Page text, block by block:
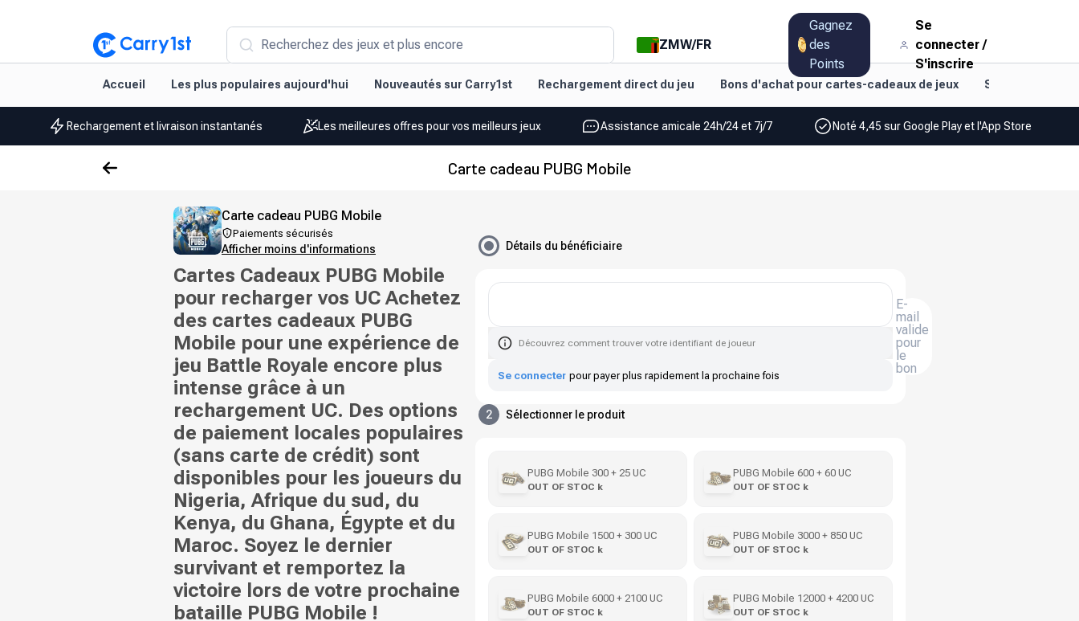
Recherchez des jeux et plus encore ZMW/FR
Gagnez
des
Points
Se
connecter/
S'inscrire
Accueil Les plus populaires aujourd'hui Nouveautés sur Carry1st Rechargement direct du jeu Bons d'achat pour cartes-cadeaux de jeux Style de vie et
Rechargement et livraison instantanés Les meilleures offres pour vos meilleurs jeux Assistance amicale 24h/24 et 7j/7 Noté 4,45 sur Google Play et l'App Store
Carte cadeau PUBG Mobile
Carte cadeau PUBG Mobile
Paiements sécurisés
Afficher moins d'informations
Cartes Cadeaux PUBG Mobile
pour recharger vos UC Achetez
des cartes cadeaux PUBG
Mobile pour une expérience de
jeu Battle Royale encore plus
intense grâce à un
rechargement UC. Des options
de paiement locales populaires
(sans carte de crédit) sont
disponibles pour les joueurs du
Nigeria, Afrique du sud, du
Kenya, du Ghana, Égypte et du
Maroc. Soyez le dernier
survivant et remportez la
victoire lors de votre prochaine
bataille PUBG Mobile !
Détails du bénéficiaire
E-
mail
valide
pour
le
bon
Découvrez comment trouver votre identifiant de joueur
Se connecter pour payer plus rapidement la prochaine fois
2 Sélectionner le produit
PUBG Mobile 300 + 25 UC
OUT OF STOC k
PUBG Mobile 600 + 60 UC
OUT OF STOC k
PUBG Mobile 1500 + 300 UC
OUT OF STOC k
PUBG Mobile 3000 + 850 UC
OUT OF STOC k
PUBG Mobile 6000 + 2100 UC
OUT OF STOC k
PUBG Mobile 12000 + 4200 UC
OUT OF STOC k